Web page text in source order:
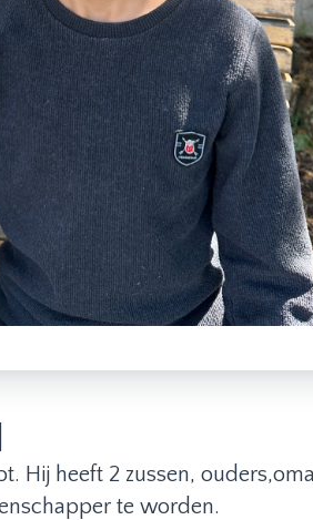
Hij heeft 2 zussen,
te worden.